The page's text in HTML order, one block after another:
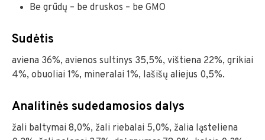
Be grūdų – be druskos – be GMO
Sudėtis
aviena 36%, avienos sultinys 35,5%, vištiena 22%, grikiai
4%, obuoliai 1%, mineralai 1%, lašišų aliejus 0,5%.
Analitinės sudedamosios dalys
žali baltymai 8,0%, žali riebalai 5,0%, žalia ląsteliena